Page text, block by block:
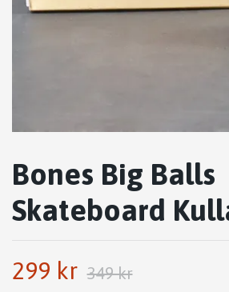
Bones Big Balls
Skateboard
299 kr 349 kr